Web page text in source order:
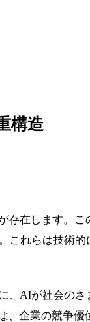
構造
在します。
れらは技術
AIが社会の
企業の競争